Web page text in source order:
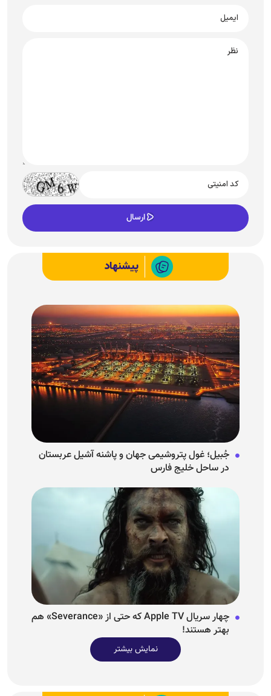
پیشنهاد
جُبیل؛ غول پتروشیمی جهان و پاشنه آشیل عربستان
در ساحل خلیج فارس
چهار سریال Apple TV که حتی از «Severance» هم
بهتر هستند!
نمایش بیشتر